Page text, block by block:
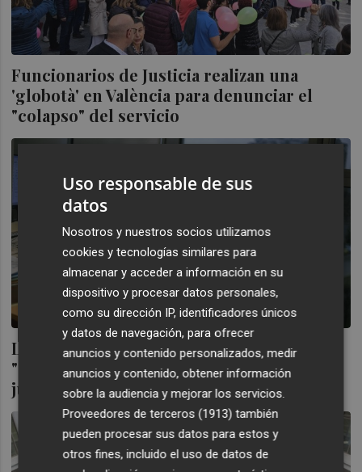
Funcionarios de Justicia realizan una
'globotà' en València para denunciar el
"colapso" del servicio
La fiscal Susana Gisbert propone unas
"gafas violeta" para examinar el sistema
judicial
Uso responsable de sus
datos
Nosotros y nuestros socios utilizamos
cookies y tecnologías similares para
almacenar y acceder a información en su
dispositivo y procesar datos personales,
como su dirección IP, identificadores únicos
y datos de navegación, para ofrecer
anuncios y contenido personalizados, medir
anuncios y contenido, obtener información
sobre la audiencia y mejorar los servicios.
Proveedores de terceros (1913) también
pueden procesar sus datos para estos y
otros fines, incluido el uso de datos de